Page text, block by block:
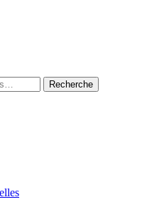
Recherche